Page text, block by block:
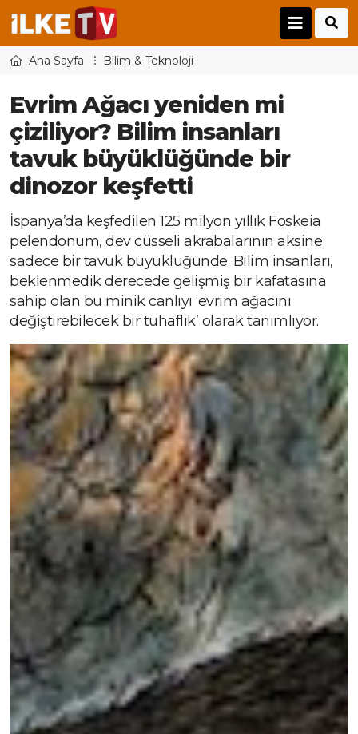
Ana Sayfa Bilim & Teknoloji
Evrim Ağacı yeniden mi
çiziliyor? Bilim insanları
tavuk büyüklüğünde bir
dinozor keşfetti
İspanya’da keşfedilen 125 milyon yıllık Foskeia
pelendonum, dev cüsseli akrabalarının aksine
sadece bir tavuk büyüklüğünde. Bilim insanları,
beklenmedik derecede gelişmiş bir kafatasına
sahip olan bu minik canlıyı ‘evrim ağacını
değiştirebilecek bir tuhaflık’ olarak tanımlıyor.